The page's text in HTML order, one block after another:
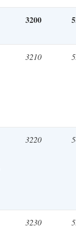
3200
3210
3220
3230